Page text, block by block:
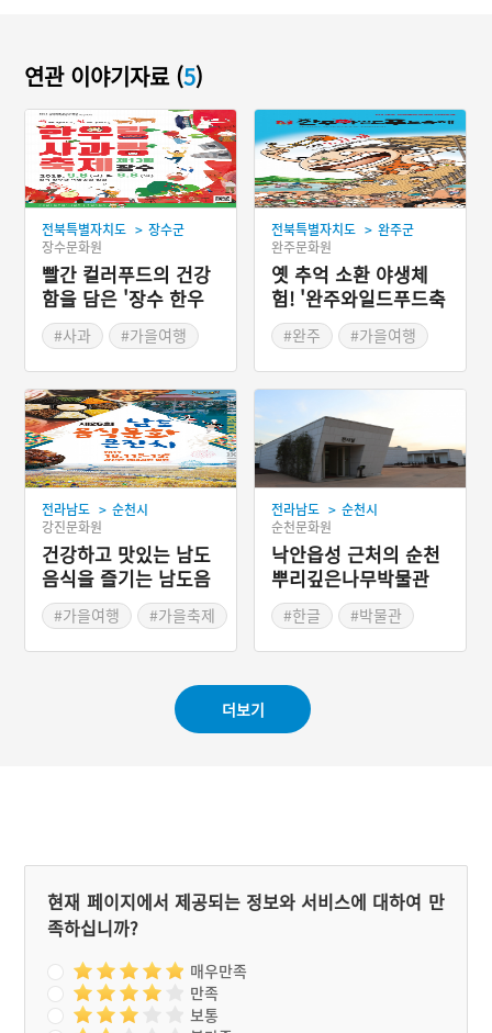
연관 이야기자료 (5)
전북특별자치도 > 장수군
장수문화원
빨간 컬러푸드의 건강
함을 담은 '장수 한우
랑사과랑축제'
#사과
#가을여행
전북특별자치도 > 완주군
완주문화원
옛 추억 소환 야생체
험! '완주와일드푸드축
제'#완주
#가을여행
#전라북도 축제
전라남도 > 순천시
강진문화원
건강하고 맛있는 남도
음식을 즐기는 남도음
식문화큰잔치
#가을여행 #가을축제
전라남도 > 순천시
순천문화원
낙안읍성 근처의 순천
뿌리깊은나무박물관
#한글
#박물관
더보기
현재 페이지에서 제공되는 정보와 서비스에 대하여 만
족하십니까?
매우만족
만족
보통